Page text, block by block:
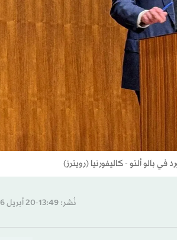
ألتو - كاليفورنيا (رويترز)
نُشر: 13:49-20 أبريل 2026 م ـ 04 ذو القِعدة 1447 هـ